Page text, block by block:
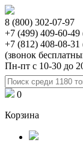
8 (800) 302-07-97
+7 (499) 409-60-
+7 (812) 408-08-
(звонок
Пн-пт с 10-30 до
0
Корзина